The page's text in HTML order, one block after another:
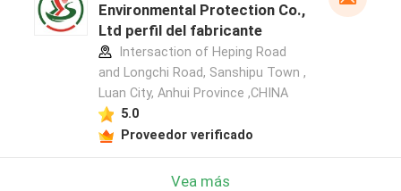
Environmental Protection Co.,
Ltd perfil del fabricante
Intersaction of Heping Road
and Longchi Road, Sanshipu Town ,
Luan City, Anhui Province ,CHINA
5.0
Proveedor verificado
Vea más